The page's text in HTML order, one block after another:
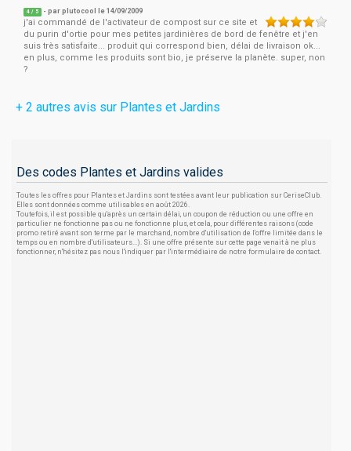
4 / 5 - parplutocool le 14/09/2009
j'ai commandé de l'activateur de compost sur ce site et
du purin d'ortie pour mes petites jardinières de bord de fenêtre et j'en
suis très satisfaite... produit qui correspond bien, délai de livraison ok...
en plus, comme les produits sont bio, je préserve la planète. super, non
?
+ 2 autres avis sur Plantes et Jardins
Des codes Plantes et Jardins valides
Toutes les offres pour Plantes et Jardins sont testées avant leur publication sur CeriseClub.
Elles sont données comme utilisables en août 2026.
Toutefois, il est possible qu'après un certain délai, un coupon de réduction ou une offre en
particulier ne fonctionne pas ou ne fonctionne plus, et cela, pour différentes raisons (code
promo retiré avant son terme par le marchand, nombre d'utilisation de l'offre limitée dans le
temps ou en nombre d'utilisateurs...). Si une offre présente sur cette page venait à ne plus
fonctionner, n'hésitez pas nous l'indiquer par l'intermédiaire de notre formulaire de contact.